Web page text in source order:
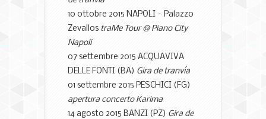
10 ottobre 2015 NAPOLI – Palazzo
Zevallos traMe Tour @ Piano City
Napoli
07 settembre 2015 ACQUAVIVA
DELLE FONTI (BA) Gira de tranvía
01 settembre 2015 PESCHICI (FG)
apertura concerto Karima
14 agosto 2015 BANZI (PZ) Gira de